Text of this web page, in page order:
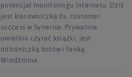
potencjał monitoringu Internetu. Dziś
jest kierowniczką ds. customer
success w Synerise. Prywatnie
uwielbia czytać książki, jest
miłośniczką kotów i fanką
Wiedźmina.